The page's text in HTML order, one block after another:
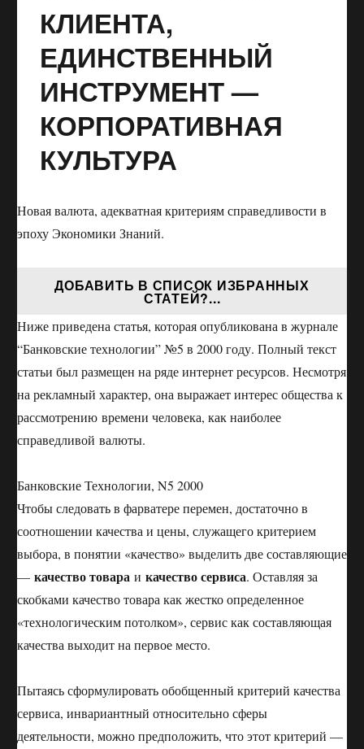
КЛИЕНТА,
ЕДИНСТВЕННЫЙ
ИНСТРУМЕНТ —
КОРПОРАТИВНАЯ
КУЛЬТУРА
Новая валюта, адекватная критериям справедливости в
эпоху Экономики Знаний.
ДОБАВИТЬ В СПИСОК ИЗБРАННЫХ
СТАТЕЙ?...
Ниже приведена статья, которая опубликована в журнале
“Банковские технологии” №5 в 2000 году. Полный текст
статьи был размещен на ряде интернет ресурсов. Несмотря
на рекламный характер, она выражает интерес общества к
рассмотрению времени человека, как наиболее
справедливой валюты.
Банковские Технологии, N5 2000
Чтобы следовать в фарватере перемен, достаточно в
соотношении качества и цены, служащего критерием
выбора, в понятии «качество» выделить две составляющие
— качество товара и качество сервиса. Оставляя за
скобками качество товара как жестко определенное
«технологическим потолком», сервис как составляющая
качества выходит на первое место.
Пытаясь сформулировать обобщенный критерий качества
сервиса, инвариантный относительно сферы
деятельности, можно предположить, что этот критерий —